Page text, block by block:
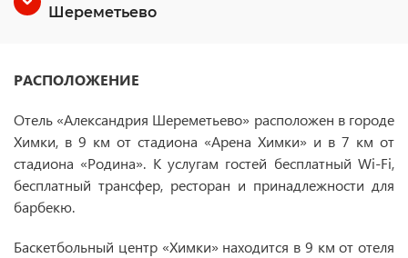
Шереметьево
РАСПОЛОЖЕНИЕ
Отель «Александрия Шереметьево» расположен в городе
Химки, в 9 км от стадиона «Арена Химки» и в 7 км от
стадиона «Родина». К услугам гостей бесплатный Wi-Fi,
бесплатный трансфер, ресторан и принадлежности для
барбекю.
Баскетбольный центр «Химки» находится в 9 км от отеля